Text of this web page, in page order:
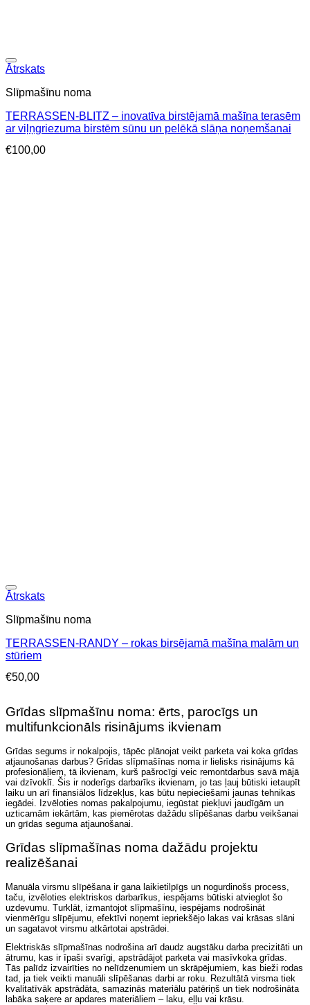
Ātrskats
Slīpmašīnu noma
TERRASSEN-BLITZ – inovatīva birstējamā mašīna terasēm
ar viļņgriezuma birstēm sūnu un pelēkā slāņa noņemšanai
€100,00
Ātrskats
Slīpmašīnu noma
TERRASSEN-RANDY – rokas birsējamā mašīna malām un
stūriem
€50,00
Grīdas slīpmašīnu noma: ērts, parocīgs un
multifunkcionāls risinājums ikvienam
Grīdas segums ir nokalpojis, tāpēc plānojat veikt parketa vai koka grīdas
atjaunošanas darbus? Grīdas slīpmašīnas noma ir lielisks risinājums kā
profesionāļiem, tā ikvienam, kurš pašrocīgi veic remontdarbus savā mājā
vai dzīvoklī. Šis ir noderīgs darbarīks ikvienam, jo tas ļauj būtiski ietaupīt
laiku un arī finansiālos līdzekļus, kas būtu nepieciešami jaunas tehnikas
iegādei. Izvēloties nomas pakalpojumu, iegūstat piekļuvi jaudīgām un
uzticamām iekārtām, kas piemērotas dažādu slīpēšanas darbu veikšanai
un grīdas seguma atjaunošanai.
Grīdas slīpmašīnas noma dažādu projektu
realizēšanai
Manuāla virsmu slīpēšana ir gana laikietilpīgs un nogurdinošs process,
taču, izvēloties elektriskos darbarīkus, iespējams būtiski atvieglot šo
uzdevumu. Turklāt, izmantojot slīpmašīnu, iespējams nodrošināt
vienmērīgu slīpējumu, efektīvi noņemt iepriekšējo lakas vai krāsas slāni
un sagatavot virsmu atkārtotai apstrādei.
Elektriskās slīpmašīnas nodrošina arī daudz augstāku darba precizitāti un
ātrumu, kas ir īpaši svarīgi, apstrādājot parketa vai masīvkoka grīdas.
Tās palīdz izvairīties no nelīdzenumiem un skrāpējumiem, kas bieži rodas
tad, ja tiek veikti manuāli slīpēšanas darbi ar roku. Rezultātā virsma tiek
kvalitatīvāk apstrādāta, samazinās materiālu patēriņš un tiek nodrošināta
labāka saķere ar apdares materiāliem – laku, eļļu vai krāsu.